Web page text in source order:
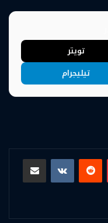
تويتر
تيليجرام
بينتيريست
مشاركة عبر البريد